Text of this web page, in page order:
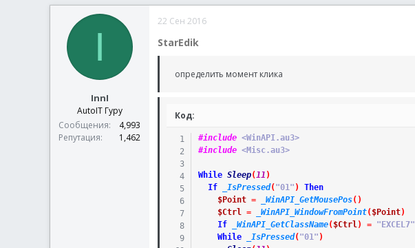
I
InnI
AutoIT Гуру
Сообщения
4,993
Репутация
1,462
22 Сен 2016
StarEdik
определить момент клика
Код:
#include <WinAPI.au3>
#include <Misc.au3>
While Sleep(11 )
If
_IsPressed( "01" )
Then
$Point = _WinAPI_GetMousePos( )
$Ctrl = _WinAPI_WindowFromPoint( $Point)
If
_WinAPI_GetClassName( $Ctrl) = "EXCEL7"
While
_IsPressed( "01" )